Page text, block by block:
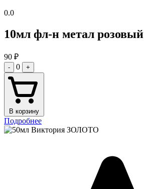
0.0
10мл фл-н метал розовый
90 ₽
- 0 +
В корзину
Подробнее